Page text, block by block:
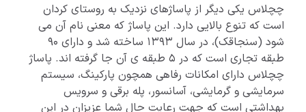
چچلاس یکی دیگر از پاساژهای نزدیک به روستای کردان
است که تنوع بالایی دارد. این پاساژ که معنی نام آن می
شود (سنجاقک)، در سال 1393 ساخته شد و دارای 90
طبقه تجاری است که در 5 طبقه ی آن جا گرفته اند. پاساژ
چچلاس دارای امکانات رفاهی همچون پارکینگ، سیستم
سرمایشی و گرمایشی، آسانسور، پله برقی و سرویس
بهداشتی است که جهت رعایت حال شما عزیزان در این